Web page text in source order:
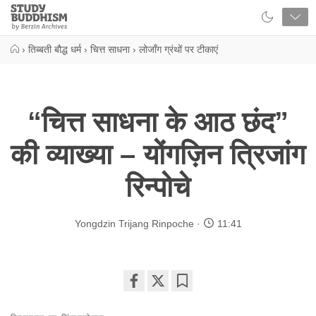
Close
Study
Buddhism
› तिब्बती बौद्ध धर्म › चित्त साधना › लोजाँग ग्रंथों पर टीकाएं
“चित्त साधना के आठ छंद”
की व्याख्या – योंगज़िन त्रिजांग
रिन्पोचे
Yongdzin Trijang Rinpoche 11:41